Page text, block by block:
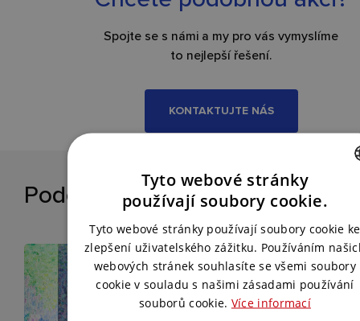
Spojte se s námi a my pro vás vymyslíme
to nejlepší řešení.
KONTAKTUJTE NÁS
Podobné reference
ENGLISH
Tyto webové stránky
používají soubory cookie.
Tyto webové stránky používají soubory cookie ke
zlepšení uživatelského zážitku. Používáním
webových stránek souhlasíte se všemi soubory
cookie v souladu s našimi zásadami používání
souborů cookie. Více informací